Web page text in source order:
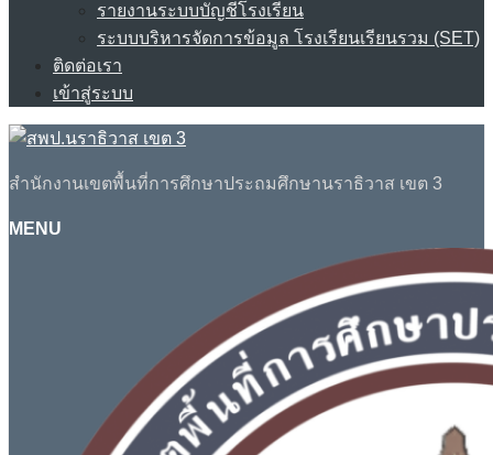
รายงานระบบบัญชีโรงเรียน
ระบบบริหารจัดการข้อมูล โรงเรียนเรียนรวม (SET)
ติดต่อเรา
เข้าสู่ระบบ
สำนักงานเขตพื้นที่การศึกษาประถมศึกษานราธิวาส เขต 3
MENU